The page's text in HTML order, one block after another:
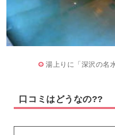
湯上りに「深沢の名
口コミはどうなの??